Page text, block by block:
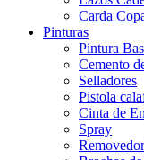
Carda
Pinturas
Pintura
Cemento
Selladores
Pistola
Cinta de
Spray